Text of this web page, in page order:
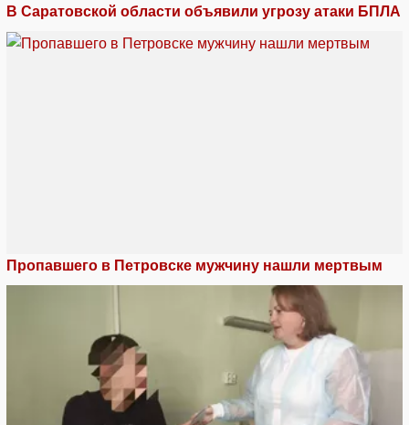
В Саратовской области объявили угрозу атаки БПЛА
Пропавшего в Петровске мужчину нашли мертвым